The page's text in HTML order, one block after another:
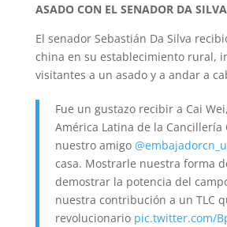
ASADO CON EL SENADOR DA
El senador Sebastián Da Silva
china en su establecimiento rural,
visitantes a un asado y a andar a
Fue un gustazo recibir a Cai
América Latina de la Cancillería
nuestro amigo
casa. Mostrarle nuestra forma
demostrar la potencia del
nuestra contribución a un TLC
revolucionario pic.twitter.com/